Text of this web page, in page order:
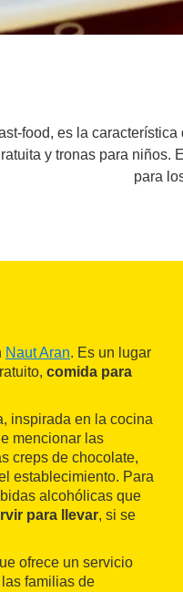
food, es la
y tronas para
para
Naut Aran. Es un lugar
comida para
inspirada en la cocina
mencionar las
creps de chocolate,
establecimiento. Para
alcohólicas que
para llevar, si se
ofrece un servicio
familias de